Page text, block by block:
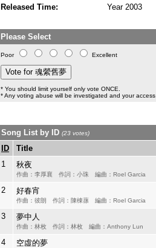
Released Time: Year 2003
Please Select
Poor Excellent
* You should limit yourself only vote ONCE.
* Any voting abuse will be investigated and your
Song List by ID (23 votes)
ID
Title
1
秋夜
作曲：李厚襄 作詞：小珠 編曲：Roel Garcia
2 好春宵
作曲：彼朗 作詞：陳棟蓀 編曲：Roel Garcia
3 夢中人
作曲：林枚 作詞：林枚 編曲：Anthony Lun
4 空虛的夢